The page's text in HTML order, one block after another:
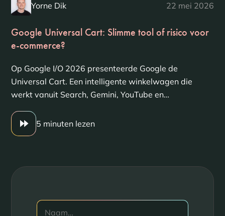
Yorne Dik 22 mei 2026
Google Universal Cart: Slimme tool of risico voor
e-commerce?
Op Google I/O 2026 presenteerde Google de
Universal Cart. Een intelligente winkelwagen die
werkt vanuit Search, Gemini, YouTube en…
5 minuten lezen